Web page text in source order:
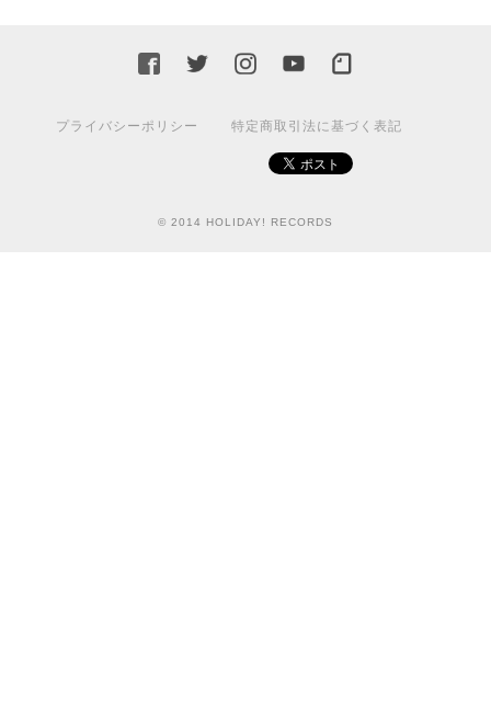
プライバシーポリシー 特定商取引法に基づく表記
© 2014 HOLIDAY! RECORDS